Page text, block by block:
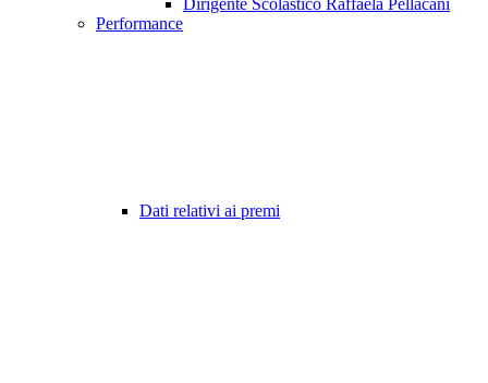
Dirigente Scolastico Raffaela Pellacani
Performance
Dati relativi ai premi